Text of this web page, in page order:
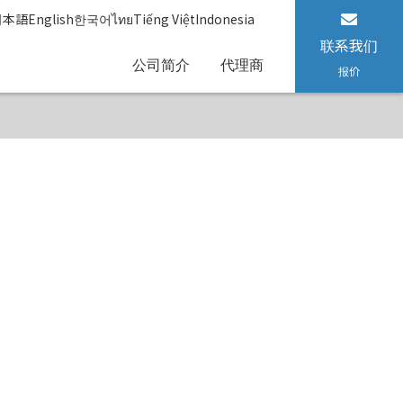
公司简介 代理商
联系我们
报价
語English한국어ไทยTiếng ViệtIndonesia